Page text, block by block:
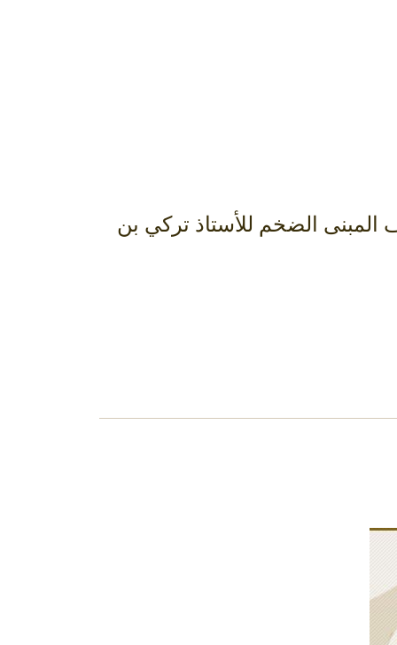
المبنى الضخم للأستاذ تركي بن